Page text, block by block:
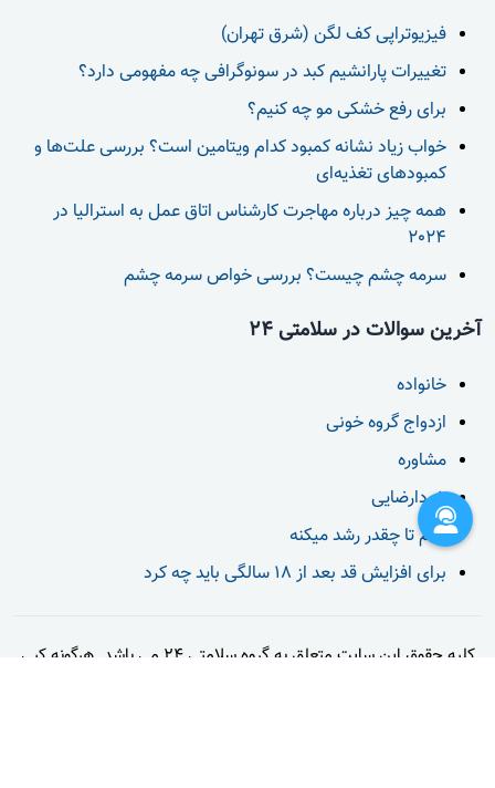
فیزیوتراپی کف لگن (شرق تهران)
تغییرات پارانشیم کبد در سونوگرافی چه مفهومی دارد؟
برای رفع خشکی مو چه کنیم؟
خواب زیاد نشانه کمبود کدام ویتامین است؟ بررسی علت‌ها و
کمبودهای تغذیه‌ای
همه چیز درباره مهاجرت کارشناس اتاق عمل به استرالیا در
2024
سرمه چشم چیست؟ بررسی خواص سرمه چشم
آخرین سوالات در سلامتی 24
خانواده
ازدواج گروه خونی
مشاوره
خودارضایی
قدم تا چقدر رشد میکنه
برای افزایش قد بعد از 18 سالگی باید چه کرد
کلیه حقوق این سایت متعلق به گروه سلامتی 24 می باشد. هرگونه کپی